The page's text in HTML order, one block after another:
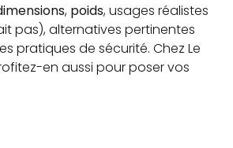
, poids, usages réalistes
pas), alternatives pertinentes
pratiques de sécurité. Chez Le
en aussi pour poser vos